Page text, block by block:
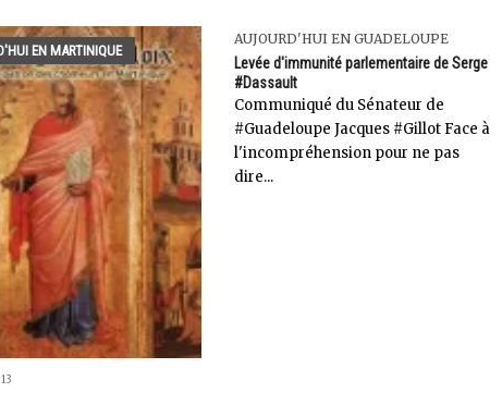
EN MARTINIQUE
AUJOURD'HUI EN GUADELOUPE
Levée d'immunité parlementaire de Serge
#Dassault
Communiqué du Sénateur de
#Guadeloupe Jacques #Gillot Face à
l'incompréhension pour ne pas
dire...